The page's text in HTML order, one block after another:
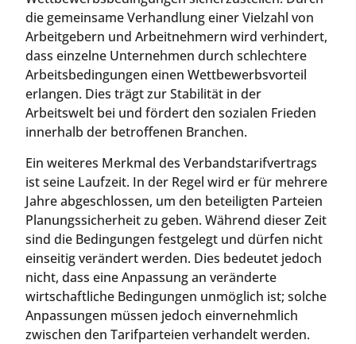
die gemeinsame Verhandlung einer Vielzahl von
Arbeitgebern und Arbeitnehmern wird verhindert,
dass einzelne Unternehmen durch schlechtere
Arbeitsbedingungen einen Wettbewerbsvorteil
erlangen. Dies trägt zur Stabilität in der
Arbeitswelt bei und fördert den sozialen Frieden
innerhalb der betroffenen Branchen.
Ein weiteres Merkmal des Verbandstarifvertrags
ist seine Laufzeit. In der Regel wird er für mehrere
Jahre abgeschlossen, um den beteiligten Parteien
Planungssicherheit zu geben. Während dieser Zeit
sind die Bedingungen festgelegt und dürfen nicht
einseitig verändert werden. Dies bedeutet jedoch
nicht, dass eine Anpassung an veränderte
wirtschaftliche Bedingungen unmöglich ist; solche
Anpassungen müssen jedoch einvernehmlich
zwischen den Tarifparteien verhandelt werden.